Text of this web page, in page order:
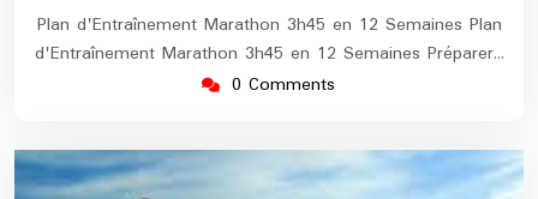
Plan d'Entraînement Marathon 3h45 en 12 Semaines Plan
d'Entraînement Marathon 3h45 en 12 Semaines Préparer…
0 Comments